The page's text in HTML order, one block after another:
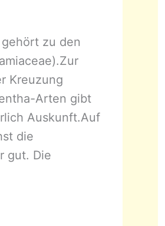
zu den
Kreuzung
Arten gibt
Auskunft.Auf
die
gut. Die